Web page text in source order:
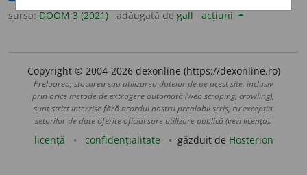
sursa: DOOM 3 (2021) adăugată de gall acțiuni
Copyright © 2004-2026 dexonline (https://dexonline.ro)
Preluarea, stocarea sau utilizarea datelor de pe acest site, inclusiv
prin orice metode de extragere automată (web scraping, crawling),
sunt strict interzise fără acordul nostru prealabil scris, cu excepția
seturilor de date oferite oficial spre utilizare publică (vezi licența).
licență confidențialitate găzduit de Hosterion